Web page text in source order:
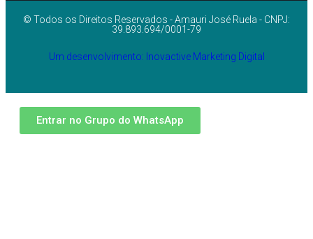
© Todos os Direitos Reservados - Amauri José Ruela - CNPJ:
39.893.694/0001-79
Um desenvolvimento: Inovactive Marketing Digital
Entrar no Grupo do WhatsApp